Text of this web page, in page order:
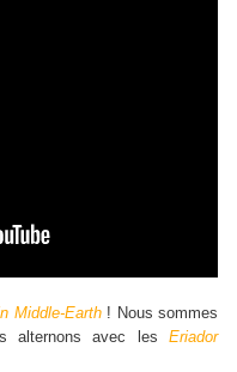
Middle-Earth! Nous sommes
alternons avec lesEriador